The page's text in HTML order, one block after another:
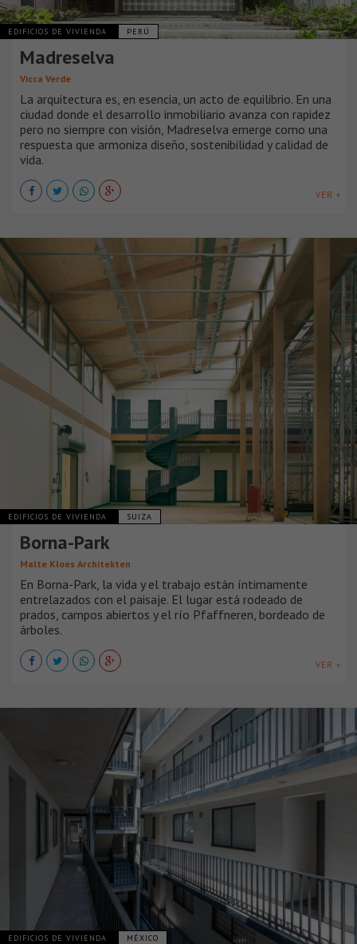
EDIFICIOS DE VIVIENDA PERÚ
Madreselva
Vicca Verde
La arquitectura es, en esencia, un acto de equilibrio. En una
ciudad donde el desarrollo inmobiliario avanza con rapidez
pero no siempre con visión, Madreselva emerge como una
respuesta que armoniza diseño, sostenibilidad y calidad de
vida.
VER +
EDIFICIOS DE VIVIENDA SUIZA
Borna-Park
Malte Kloes Architekten
En Borna-Park, la vida y el trabajo están íntimamente
entrelazados con el paisaje. El lugar está rodeado de
prados, campos abiertos y el río Pfaffneren, bordeado de
árboles.
VER +
EDIFICIOS DE VIVIENDA MÉXICO